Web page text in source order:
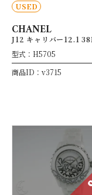
USED
CHANEL
J12 キャリバー12.1
型式：H5705
商品ID：v3715